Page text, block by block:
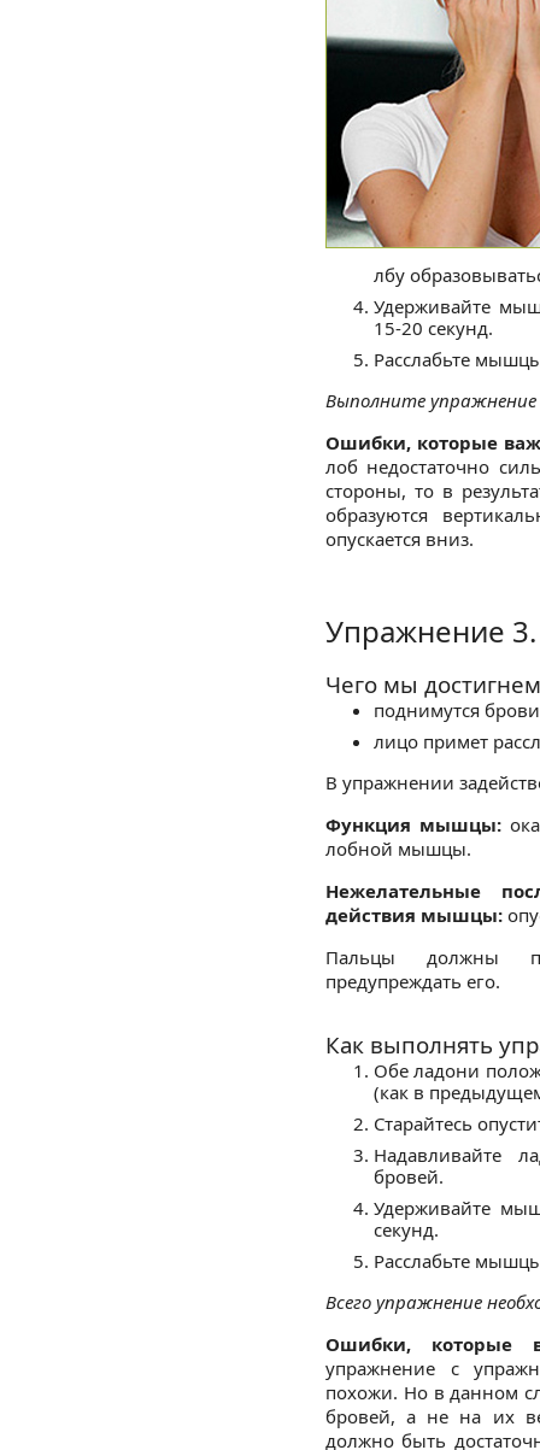
лбу
Удерживайте
15-20 секунд.
Расслабьте
Выполните упражнение
Ошибки, которые
лоб недостаточно
стороны, то в
образуются
опускается вниз.
Упражнение
Чего мы
поднимутся
лицо примет
В упражнении
Функция мышцы:
лобной мышцы.
Нежелательные
действия мышцы:
Пальцы должны
предупреждать его.
Как выполнять
Обе ладони
(как в
Старайтесь
Надавливайте
бровей.
Удерживайте
секунд.
Расслабьте
Всего упражнение
Ошибки, которые
упражнение с
похожи. Но в данном
бровей, а не на их
должно быть